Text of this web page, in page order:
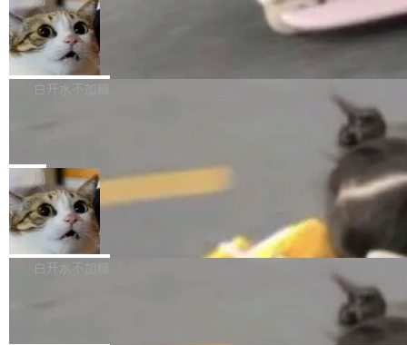
l 迁移或唤醒时，新宿主从 S3 恢复 SQLite 数据
库继续执行。存储库是持久化的唯一真相...
te 17 Pro、OPPO K15，要么是vivo X300 E这
样的次旗舰。 Galaxy Z Fold8 Ultra / Z Fold8 /
Z Flip8三款折叠屏新机均在7月22日发布，且全
部搭载骁龙8 Elite Gen5 for Galaxy，它们本该
本控制系统。目前处于 Early Access 阶段。 De
ltaDB 的核心思路直接写在 landing page 最显
眼的位置：「Software is made between com
mits」——软件是在 commit 之间写出来的。git
是把这段空隙补上。 回退到任何一次编辑：Delt
aDB 捕获 commit 之间的每一次操作，...
SpaceXAI 单季资本开支达 183 亿美元
根据风险投资人Tomer Tunguz 博客（VC 分
析）披露的最新分析与第二季度业绩报告，Spac
微软同期总资本开支的四成。 与亚马逊、Alpha
bet、微软以及 Meta 等传统科技巨头相比，Spa
ceXAI的资金消耗速度尤为引人瞩目。然而，支
撑庞大支出的资金来源却呈现出截然不同的面
貌。数据显示，微软和 Meta 主要依托充沛的经
白开水不加糖
一个在终端里运行的编程 agent；Muse Spark
1.2，驱动这个 agent 的新模型。一句话概括：
你可以用 curl -fsSL https://dev.meta.ai/install.
sh | bash 安装一个能在大项目里自动规划、写
代码、验证结果的 AI 终端工具。 据介绍，Muse
局
美团开源 LoHoSearch，用知识图谱校
准 AI 能力认知
机器出题的前提，是让机器拥有全局视野。整个
构建流程可以分为四个环节：建图 → 控制难度
白开水不加糖